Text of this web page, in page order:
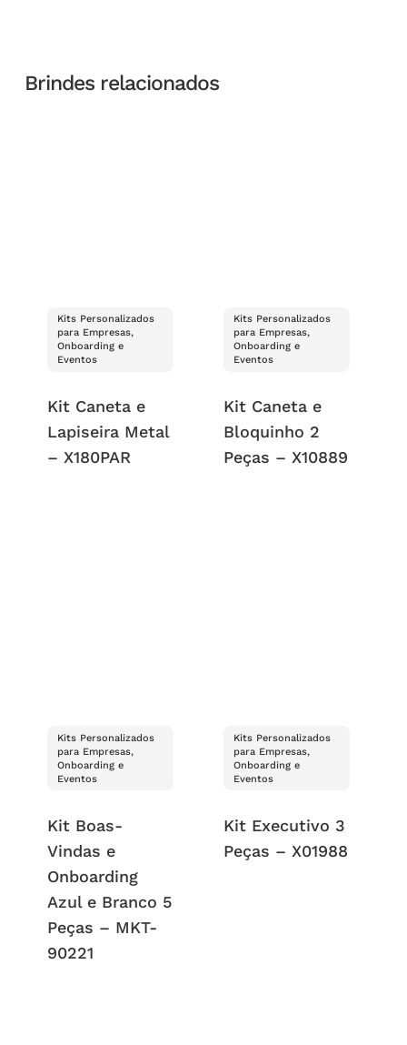
Brindes relacionados
Kits Personalizados
para Empresas,
Onboarding e
Eventos
Kit Caneta e
Lapiseira Metal
– X180PAR
Kits Personalizados
para Empresas,
Onboarding e
Eventos
Kit Caneta e
Bloquinho 2
Peças – X10889
Kits Personalizados
para Empresas,
Onboarding e
Eventos
Kit Boas-
Vindas e
Onboarding
Azul e Branco 5
Peças – MKT-
90221
Kits Personalizados
para Empresas,
Onboarding e
Eventos
Kit Executivo 3
Peças – X01988